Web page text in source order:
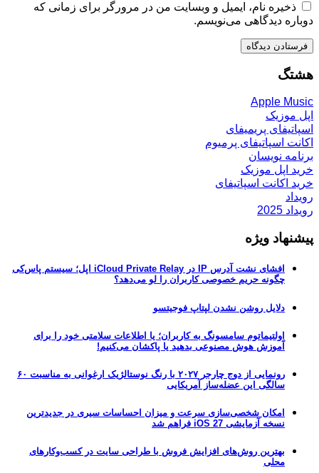
ذخیره نام، ایمیل و وبسایت من در مرورگر برای زمانی که
دوباره دیدگاهی می‌نویسم.
هشتگ
Apple Music
اپل موزیک
اسپاتیفای پریمیفای
اکانت اسپاتیفای پرمیوم
برنامه نویسان
خرید اپل موزیک
خرید اکانت اسپاتیفای
رویداد
رویداد 2025
پیشنهاد ویژه
افشای نشت آدرس IP در iCloud Private Relay اپل؛ سیستم پاس‌کی
چگونه حریم خصوصی کاربران را لو می‌دهد؟
دلایل روشن نشدن لپتاپ فوجیتسو
اولتیماتوم سامسونگ به کاربران؛ یا اطلاعات سلامتی خود را برای
آموزش هوش مصنوعی بدهید یا پاکشان می‌کنیم!
رونمایی از دوج چارجر ۲۰۲۷ با رنگ نوستالژیک ارغوانی به مناسبت ۶۰
سالگی این عضله‌ساز آمریکایی
امکان شخصی‌سازی سرعت و میزان احساسات سیری در جدیدترین
نسخه آزمایشی iOS 27 فراهم شد
بهترین روش‌های افزایش فروش با طراحی سایت در کسب‌وکارهای
محلی